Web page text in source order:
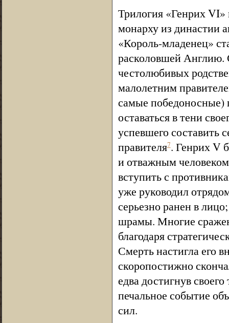
Трилогия «Генрих
монарху из династии
«Король-младенец»
расколовшей Англию.
честолюбивых
малолетним
самые победоносные)
оставаться в тени
успевшего составить
правителя7. Генрих V
и отважным
вступить с
уже руководил
серьезно ранен в
шрамы. Многие
благодаря
Смерть настигла его
скоропостижно
едва достигнув
печальное событие
сил.